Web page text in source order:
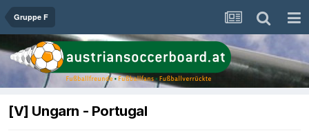
Gruppe F
[V] Ungarn - Portugal